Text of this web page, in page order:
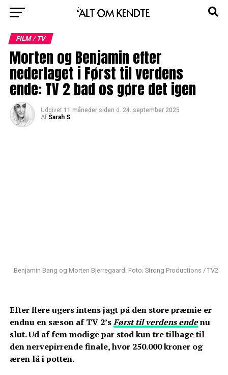
FILM / TV
Morten og Benjamin efter
nederlaget i Først til verdens
ende: TV 2 bad os gøre det igen
Udgivet 11 måneder siden d. 24. september 2025
Af Sarah S
Benjamin Bang og Morten Bjerregaard. Foto: Strong Productions / TV2
Efter flere ugers intens jagt på den store præmie er
endnu en sæson af TV 2’sFørst til verdens endenu
slut. Ud af fem modige par stod kun tre tilbage til
den nervepirrende finale, hvor 250.000 kroner og
æren lå i potten.